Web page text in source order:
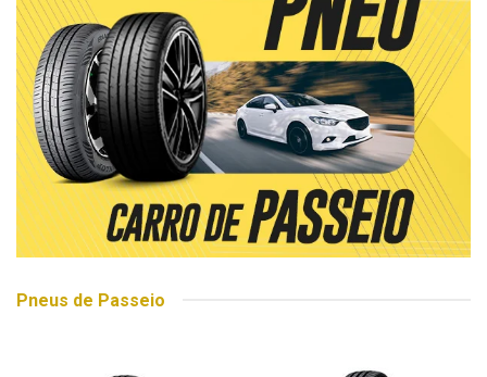
Pneus de Passeio